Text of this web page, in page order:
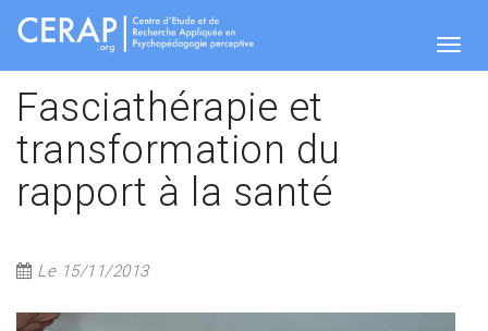
Aller
contenu
principal
Fasciathérapie et
transformation du
rapport à la santé
Le 15/11/2013